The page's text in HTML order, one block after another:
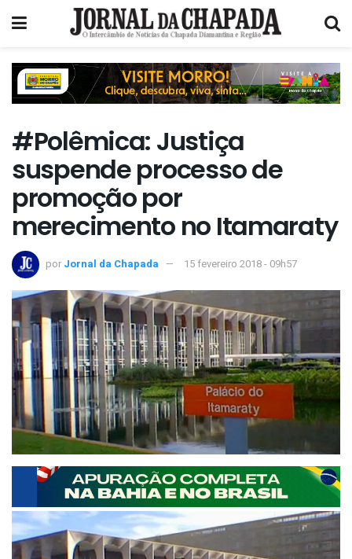
#Polêmica: Justiça
suspende processo de
promoção por
merecimento no Itamaraty
por Jornal da Chapada 15 fevereiro 2018 - 09h57